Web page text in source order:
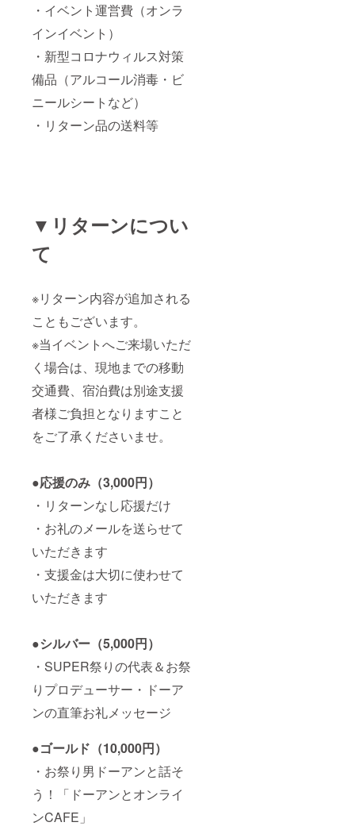
・イベント運営費（オンラ
インイベント）
・新型コロナウィルス対策
備品（アルコール消毒・ビ
ニールシートなど）
・リターン品の送料等
▼リターンについ
て
※リターン内容が追加される
こともございます。
※当イベントへご来場いただ
く場合は、現地までの移動
交通費、宿泊費は別途支援
者様ご負担となりますこと
をご了承くださいませ。
●応援のみ（3,000円）
・リターンなし応援だけ
・お礼のメールを送らせて
いただきます
・支援金は大切に使わせて
いただきます
●シルバー（5,000円）
・SUPER祭りの代表＆お祭
りプロデューサー・ドーア
ンの直筆お礼メッセージ
●ゴールド（10,000円）
・お祭り男ドーアンと話そ
う！「ドーアンとオンライ
ンCAFE」